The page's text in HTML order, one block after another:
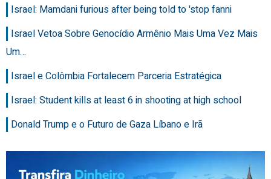
Israel: Mamdani furious after being told to 'stop fanni
Israel Vetoa Sobre Genocídio Armênio Mais Uma Vez Mais
Um…
Israel e Colômbia Fortalecem Parceria Estratégica
Israel: Student kills at least 6 in shooting at high school
Donald Trump e o Futuro de Gaza Líbano e Irã